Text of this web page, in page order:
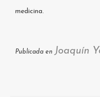
medicina.
Publicada en Joaquín